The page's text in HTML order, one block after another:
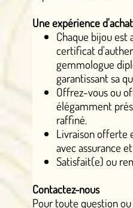
Une expérience
Chaque bijou est
certificat
gemmologue
garantissant sa
Offrez-vous ou
élégamment
raffiné.
Livraison offerte
avec assurance
Satisfait(e) ou
Contactez-nous
Pour toute question